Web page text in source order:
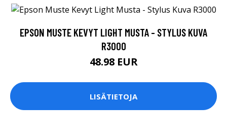
EPSON MUSTE KEVYT LIGHT MUSTA - STYLUS KUVA
R3000
48.98 EUR
LISÄTIETOJA